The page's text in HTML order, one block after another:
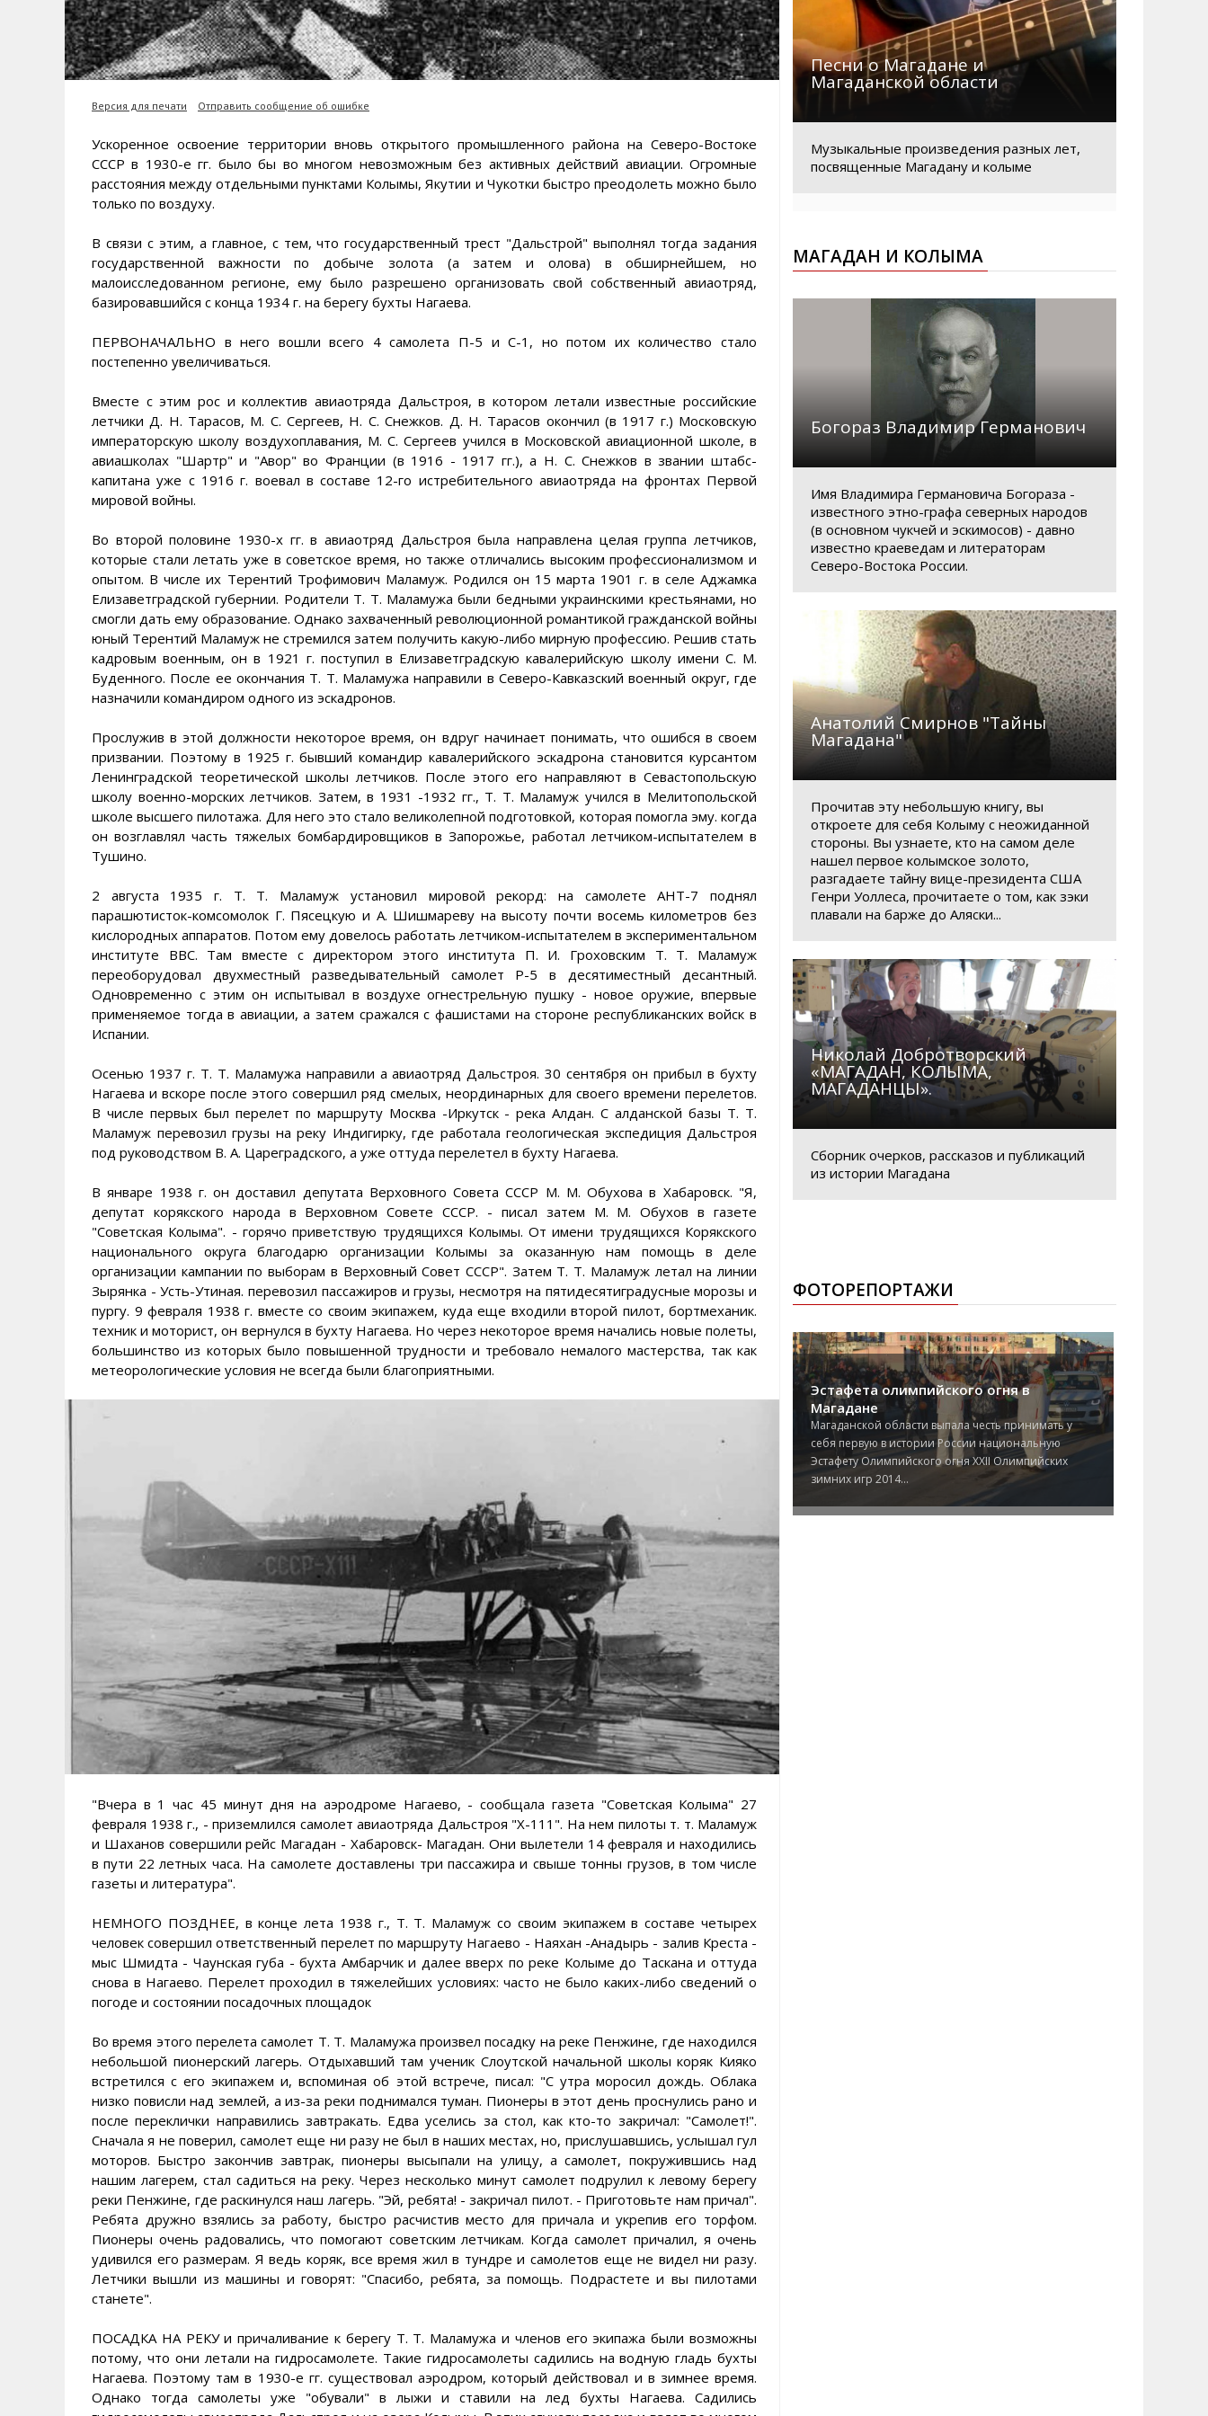
Версия для печати Отправить сообщение об ошибке
Ускоренное освоение территории вновь открытого промышленного района на Северо-Востоке
СССР в 1930-е гг. было бы во многом невозможным без активных действий авиации. Огромные
расстояния между отдельными пунктами Колымы, Якутии и Чукотки быстро преодолеть можно было
только по воздуху.
В связи с этим, а главное, с тем, что государственный трест "Дальстрой" выполнял тогда задания
государственной важности по добыче золота (а затем и олова) в обширнейшем, но
малоисследованном регионе, ему было разрешено организовать свой собственный авиаотряд,
базировавшийся с конца 1934 г. на берегу бухты Нагаева.
ПЕРВОНАЧАЛЬНО в него вошли всего 4 самолета П-5 и С-1, но потом их количество стало
постепенно увеличиваться.
Вместе с этим рос и коллектив авиаотряда Дальстроя, в котором летали известные российские
летчики Д. Н. Тарасов, М. С. Сергеев, Н. С. Снежков. Д. Н. Тарасов окончил (в 1917 г.) Московскую
императорскую школу воздухоплавания, М. С. Сергеев учился в Московской авиационной школе, в
авиашколах "Шартр" и "Авор" во Франции (в 1916 - 1917 гг.), а Н. С. Снежков в звании штабс-
капитана уже с 1916 г. воевал в составе 12-го истребительного авиаотряда на фронтах Первой
мировой войны.
Во второй половине 1930-х гг. в авиаотряд Дальстроя была направлена целая группа летчиков,
которые стали летать уже в советское время, но также отличались высоким профессионализмом и
опытом. В числе их Терентий Трофимович Маламуж. Родился он 15 марта 1901 г. в селе Аджамка
Елизаветградской губернии. Родители Т. Т. Маламужа были бедными украинскими крестьянами, но
смогли дать ему образование. Однако захваченный революционной романтикой гражданской войны
юный Терентий Маламуж не стремился затем получить какую-либо мирную профессию. Решив стать
кадровым военным, он в 1921 г. поступил в Елизаветградскую кавалерийскую школу имени С. М.
Буденного. После ее окончания Т. Т. Маламужа направили в Северо-Кавказский военный округ, где
назначили командиром одного из эскадронов.
Прослужив в этой должности некоторое время, он вдруг начинает понимать, что ошибся в своем
призвании. Поэтому в 1925 г. бывший командир кавалерийского эскадрона становится курсантом
Ленинградской теоретической школы летчиков. После этого его направляют в Севастопольскую
школу военно-морских летчиков. Затем, в 1931 -1932 гг., Т. Т. Маламуж учился в Мелитопольской
школе высшего пилотажа. Для него это стало великолепной подготовкой, которая помогла эму. когда
он возглавлял часть тяжелых бомбардировщиков в Запорожье, работал летчиком-испытателем в
Тушино.
2 августа 1935 г. Т. Т. Маламуж установил мировой рекорд: на самолете АНТ-7 поднял
парашютисток-комсомолок Г. Пясецкую и А. Шишмареву на высоту почти восемь километров без
кислородных аппаратов. Потом ему довелось работать летчиком-испытателем в экспериментальном
институте ВВС. Там вместе с директором этого института П. И. Гроховским Т. Т. Маламуж
переоборудовал двухместный разведывательный самолет Р-5 в десятиместный десантный.
Одновременно с этим он испытывал в воздухе огнестрельную пушку - новое оружие, впервые
применяемое тогда в авиации, а затем сражался с фашистами на стороне республиканских войск в
Испании.
Осенью 1937 г. Т. Т. Маламужа направили а авиаотряд Дальстроя. 30 сентября он прибыл в бухту
Нагаева и вскоре после этого совершил ряд смелых, неординарных для своего времени перелетов.
В числе первых был перелет по маршруту Москва -Иркутск - река Алдан. С алданской базы Т. Т.
Маламуж перевозил грузы на реку Индигирку, где работала геологическая экспедиция Дальстроя
под руководством В. А. Цареградского, а уже оттуда перелетел в бухту Нагаева.
В январе 1938 г. он доставил депутата Верховного Совета СССР М. М. Обухова в Хабаровск. "Я,
депутат корякского народа в Верховном Совете СССР. - писал затем М. М. Обухов в газете
"Советская Колыма". - горячо приветствую трудящихся Колымы. От имени трудящихся Корякского
национального округа благодарю организации Колымы за оказанную нам помощь в деле
организации кампании по выборам в Верховный Совет СССР". Затем Т. Т. Маламуж летал на линии
Зырянка - Усть-Утиная. перевозил пассажиров и грузы, несмотря на пятидесятиградусные морозы и
пургу. 9 февраля 1938 г. вместе со своим экипажем, куда еще входили второй пилот, бортмеханик.
техник и моторист, он вернулся в бухту Нагаева. Но через некоторое время начались новые полеты,
большинство из которых было повышенной трудности и требовало немалого мастерства, так как
метеорологические условия не всегда были благоприятными.
"Вчера в 1 час 45 минут дня на аэродроме Нагаево, - сообщала газета "Советская Колыма" 27
февраля 1938 г., - приземлился самолет авиаотряда Дальстроя "Х-111". На нем пилоты т. т. Маламуж
и Шаханов совершили рейс Магадан - Хабаровск- Магадан. Они вылетели 14 февраля и находились
в пути 22 летных часа. На самолете доставлены три пассажира и свыше тонны грузов, в том числе
газеты и литература".
НЕМНОГО ПОЗДНЕЕ, в конце лета 1938 г., Т. Т. Маламуж со своим экипажем в составе четырех
человек совершил ответственный перелет по маршруту Нагаево - Наяхан -Анадырь - залив Креста -
мыс Шмидта - Чаунская губа - бухта Амбарчик и далее вверх по реке Колыме до Таскана и оттуда
снова в Нагаево. Перелет проходил в тяжелейших условиях: часто не было каких-либо сведений о
погоде и состоянии посадочных площадок
Во время этого перелета самолет Т. Т. Маламужа произвел посадку на реке Пенжине, где находился
небольшой пионерский лагерь. Отдыхавший там ученик Слоутской начальной школы коряк Кияко
встретился с его экипажем и, вспоминая об этой встрече, писал: "С утра моросил дождь. Облака
низко повисли над землей, а из-за реки поднимался туман. Пионеры в этот день проснулись рано и
после переклички направились завтракать. Едва уселись за стол, как кто-то закричал: "Самолет!".
Сначала я не поверил, самолет еще ни разу не был в наших местах, но, прислушавшись, услышал гул
моторов. Быстро закончив завтрак, пионеры высыпали на улицу, а самолет, покружившись над
нашим лагерем, стал садиться на реку. Через несколько минут самолет подрулил к левому берегу
реки Пенжине, где раскинулся наш лагерь. "Эй, ребята! - закричал пилот. - Приготовьте нам причал".
Ребята дружно взялись за работу, быстро расчистив место для причала и укрепив его торфом.
Пионеры очень радовались, что помогают советским летчикам. Когда самолет причалил, я очень
удивился его размерам. Я ведь коряк, все время жил в тундре и самолетов еще не видел ни разу.
Летчики вышли из машины и говорят: "Спасибо, ребята, за помощь. Подрастете и вы пилотами
станете".
ПОСАДКА НА РЕКУ и причаливание к берегу Т. Т. Маламужа и членов его экипажа были возможны
потому, что они летали на гидросамолете. Такие гидросамолеты садились на водную гладь бухты
Нагаева. Поэтому там в 1930-е гг. существовал аэродром, который действовал и в зимнее время.
Однако тогда самолеты уже "обували" в лыжи и ставили на лед бухты Нагаева. Садились
Песни о Магадане и
Магаданской области
Музыкальные произведения разных лет,
посвященные Магадану и колыме
МАГАДАН И КОЛЫМА
Богораз Владимир Германович
Имя Владимира Германовича Богораза -
известного этно-графа северных народов
(в основном чукчей и эскимосов) - давно
известно краеведам и литераторам
Северо-Востока России.
Анатолий Смирнов "Тайны
Магадана"
Прочитав эту небольшую книгу, вы
откроете для себя Колыму с неожиданной
стороны. Вы узнаете, кто на самом деле
нашел первое колымское золото,
разгадаете тайну вице-президента США
Генри Уоллеса, прочитаете о том, как зэки
плавали на барже до Аляски...
Николай Добротворский
«МАГАДАН, КОЛЫМА,
МАГАДАНЦЫ».
Сборник очерков, рассказов и публикаций
из истории Магадана
ФОТОРЕПОРТАЖИ
Эстафета олимпийского огня в
Магадане
Магаданской области выпала честь принимать у
себя первую в истории России национальную
Эстафету Олимпийского огня XXII Олимпийских
зимних игр 2014...